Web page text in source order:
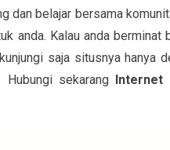
dan belajar bersama
anda. Kalau anda
saja situsnya hanya
Hubungi sekarang Internet